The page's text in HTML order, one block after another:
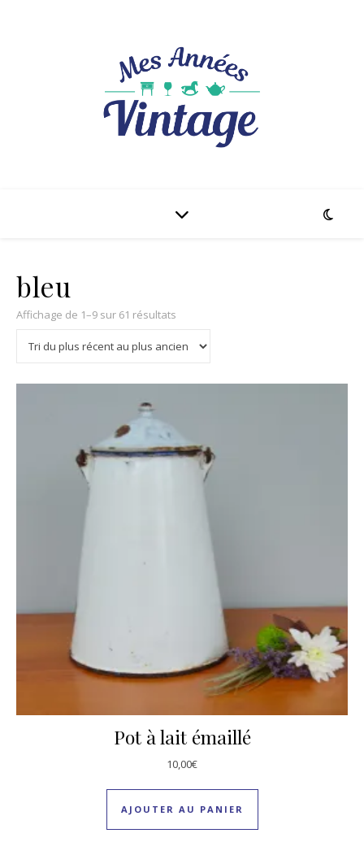
bleu
Affichage de 1–9 sur 61 résultats
Pot à lait émaillé
10,00€
AJOUTER AU PANIER